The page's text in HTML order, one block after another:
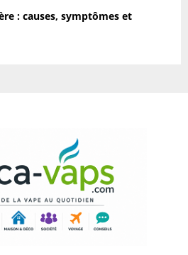
: causes, symptômes et